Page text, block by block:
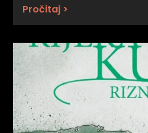
Pročitaj >